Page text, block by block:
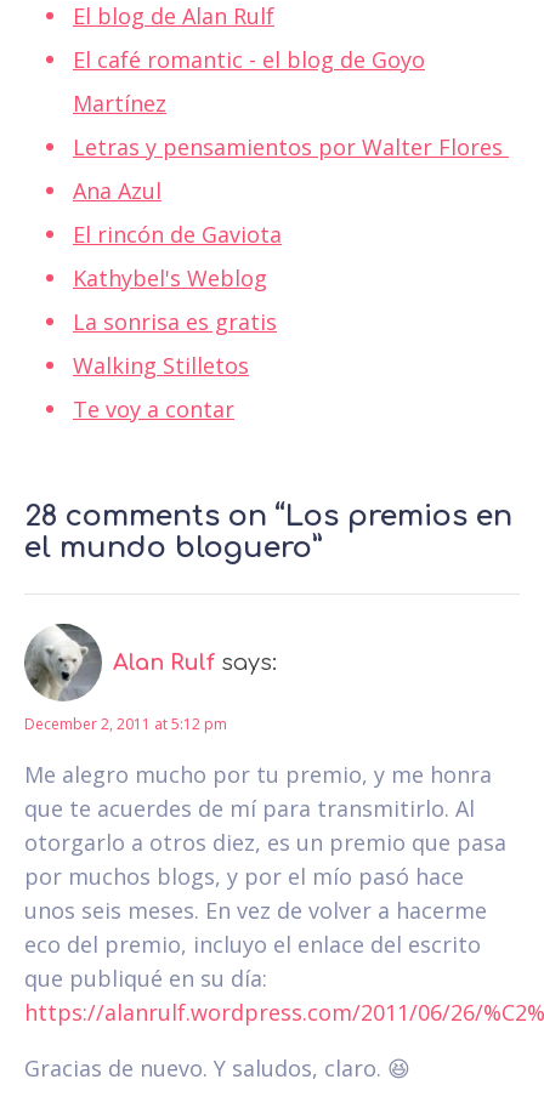
El blog de Alan Rulf
El café romantic - el blog de Goyo
Martínez
Letras y pensamientos por Walter Flores
Ana Azul
El rincón de Gaviota
Kathybel's Weblog
La sonrisa es gratis
Walking Stilletos
Te voy a contar
28 comments on “Los premios en
el mundo bloguero”
Alan Rulf says:
December 2, 2011 at 5:12 pm
Me alegro mucho por tu premio, y me honra
que te acuerdes de mí para transmitirlo. Al
otorgarlo a otros diez, es un premio que pasa
por muchos blogs, y por el mío pasó hace
unos seis meses. En vez de volver a hacerme
eco del premio, incluyo el enlace del escrito
que publiqué en su día:
https://alanrulf.wordpress.com/2011/06/26/
Gracias de nuevo. Y saludos, claro. 😆